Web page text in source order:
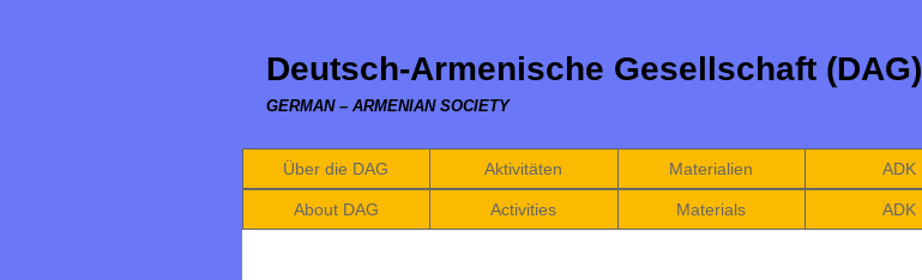
Deutsch-Armenische Gesellschaft (DAG)
GERMAN – ARMENIAN SOCIETY
Über die DAG Aktivitäten Materialien ADK
About DAG Activities Materials ADK